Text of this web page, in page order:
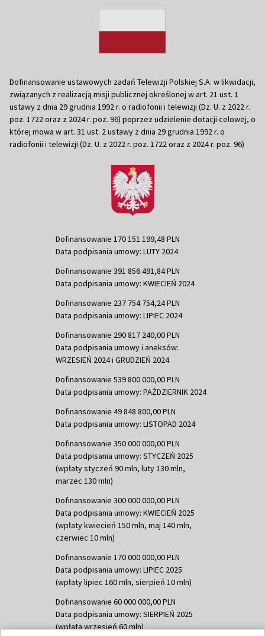
Dofinansowanie ustawowych zadań Telewizji Polskiej S.A. w likwidacji,
związanych z realizacją misji publicznej określonej w art. 21 ust. 1
ustawy z dnia 29 grudnia 1992 r. o radiofonii i telewizji (Dz. U. z 2022 r.
poz. 1722 oraz z 2024 r. poz. 96) poprzez udzielenie dotacji celowej, o
której mowa w art. 31 ust. 2 ustawy z dnia 29 grudnia 1992 r. o
radiofonii i telewizji (Dz. U. z 2022 r. poz. 1722 oraz z 2024 r. poz. 96)
Dofinansowanie 170 151 199,48 PLN
Data podpisania umowy: LUTY 2024
Dofinansowanie 391 856 491,84 PLN
Data podpisania umowy: KWIECIEŃ 2024
Dofinansowanie 237 754 754,24 PLN
Data podpisania umowy: LIPIEC 2024
Dofinansowanie 290 817 240,00 PLN
Data podpisania umowy i aneksów:
WRZESIEŃ 2024 i GRUDZIEŃ 2024
Dofinansowanie 539 800 000,00 PLN
Data podpisania umowy: PAŹDZIERNIK 2024
Dofinansowanie 49 848 800,00 PLN
Data podpisania umowy: LISTOPAD 2024
Dofinansowanie 350 000 000,00 PLN
Data podpisania umowy: STYCZEŃ 2025
(wpłaty styczeń 90 mln, luty 130 mln,
marzec 130 mln)
Dofinansowanie 300 000 000,00 PLN
Data podpisania umowy: KWIECIEŃ 2025
(wpłaty kwiecień 150 mln, maj 140 mln,
czerwiec 10 mln)
Dofinansowanie 170 000 000,00 PLN
Data podpisania umowy: LIPIEC 2025
(wpłaty lipiec 160 mln, sierpień 10 mln)
Dofinansowanie 60 000 000,00 PLN
Data podpisania umowy: SIERPIEŃ 2025
(wpłata wrzesień 60 mln)